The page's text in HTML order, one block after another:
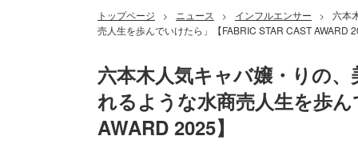
トップページ > ニュース > インフルエンサー >
六本
売人生を歩んでいけたら」【FABRIC STAR CAST AWARD
六本木人気キャバ嬢・りの
れるような水商売人生を歩
AWARD 2025】